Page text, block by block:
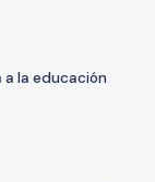
a la educación